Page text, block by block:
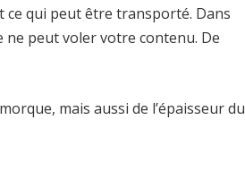
qui peut être transporté. Dans
peut voler votre contenu. De
mais aussi de l’épaisseur du